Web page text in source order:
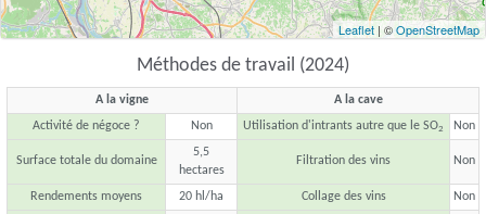
Leaflet | ©OpenStreetMap
Méthodes de travail (2024)
A la vigne
A la cave
Activité de négoce ?
Non Utilisation d'intrants autre que le SO2 Non
Surface totale du domaine
5,5
hectares
Filtration des vins Non
Rendements moyens 20 hl/ha Collage des vins Non